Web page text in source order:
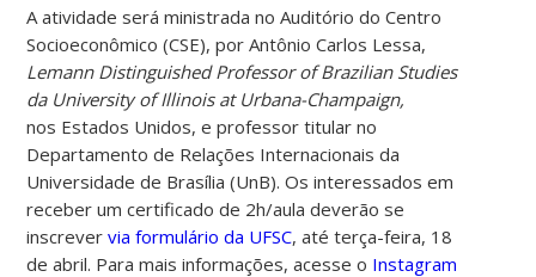
A atividade será ministrada no Auditório do Centro
Socioeconômico (CSE), por Antônio Carlos Lessa,
Lemann Distinguished Professor of Brazilian Studies
da University of Illinois at Urbana-Champaign,
nos Estados Unidos, e professor titular no
Departamento de Relações Internacionais da
Universidade de Brasília (UnB). Os interessados em
receber um certificado de 2h/aula deverão se
inscrever via formulário da UFSC, até terça-feira, 18
de abril. Para mais informações, acesse o Instagram